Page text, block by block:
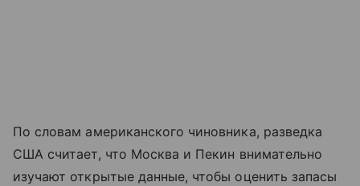
По словам американского чиновника, разведка
США считает, что Москва и Пекин внимательно
изучают открытые данные, чтобы оценить запасы